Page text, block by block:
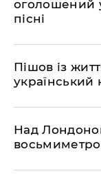
оголошений
пісні
Пішов із
український
Над